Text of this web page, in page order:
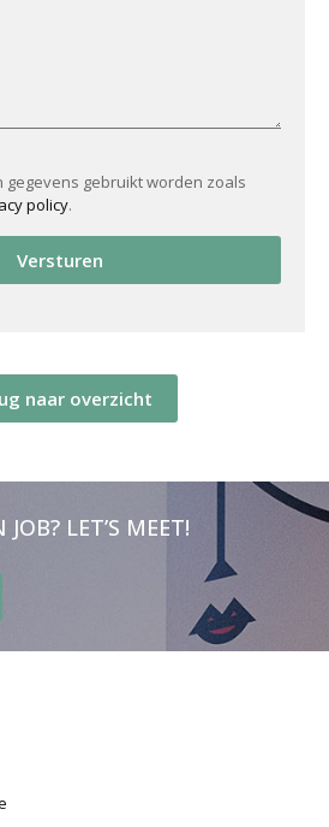
gegevens gebruikt worden zoals
policy.
Versturen
naar overzicht
LET’S MEET!